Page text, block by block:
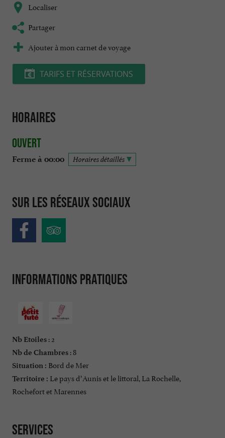
Localiser
Partager
Ajouter à mon carnet de voyage
TARIFS ET RÉSERVATIONS
Horaires
Ouvert
Ferme à 00:00 Horaires détaillés
Sur les réseaux sociaux
Informations pratiques
Nb Etoiles : 2
Nb de Chambres : 8
Situation : Bord de Mer
Territoire : Le pays d’Aunis et le littoral, La Rochelle,
Rochefort et Marennes
Services